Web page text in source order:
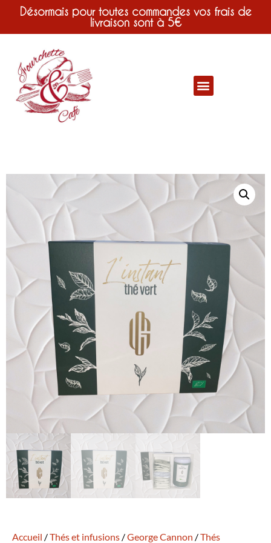
Désormais pour toutes commandes vos frais de
livraison sont à 5€
Accueil /Thés et infusions /George Cannon /Thés